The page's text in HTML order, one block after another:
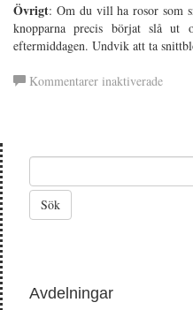
Övrigt: Om du vill ha rosor som
knopparna precis börjat slå ut
eftermiddagen. Undvik att ta
Kommentarer inaktiveradeför
Avdelningar